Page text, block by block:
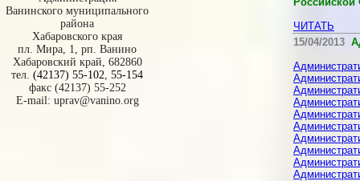
Ванинского муниципального
района
Хабаровского края
пл. Мира, 1, рп. Ванино
Хабаровский край, 682860
тел. (42137) 55-102 55-154
факс (42137) 55-252
E-mail: uprav@vanino.org
ЧИТАТЬ
15/04/2013